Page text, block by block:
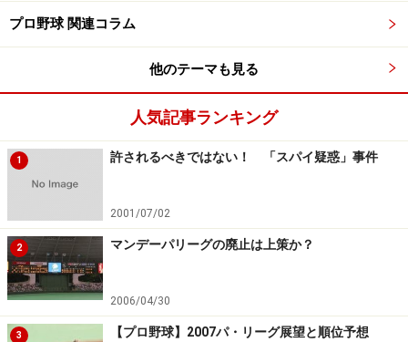
プロ野球 関連コラム
他のテーマも見る
人気記事ランキング
1 許されるべきではない！ 「スパイ疑惑」事件
2001/07/02
2 マンデーパリーグの廃止は上策か？
2006/04/30
3 【プロ野球】2007パ・リーグ展望と順位予想